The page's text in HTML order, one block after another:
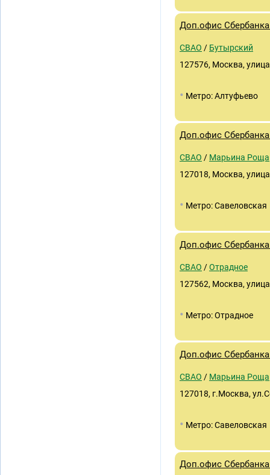
Доп.офис
СВАО / Бутырский
127576, Москва,
• Метро: Алтуфьево
Доп.офис
СВАО / Марьина Роща
127018, Москва,
• Метро: Савеловская
Доп.офис
СВАО /Отрадное
127562, Москва,
• Метро: Отрадное
Доп.офис
СВАО / Марьина Роща
127018, г.Москва,
• Метро: Савеловская
Доп.офис